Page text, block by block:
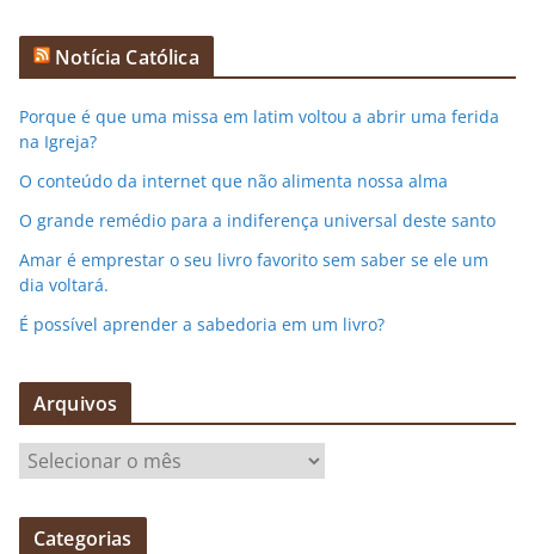
Notícia Católica
Porque é que uma missa em latim voltou a abrir uma ferida
na Igreja?
O conteúdo da internet que não alimenta nossa alma
O grande remédio para a indiferença universal deste santo
Amar é emprestar o seu livro favorito sem saber se ele um
dia voltará.
É possível aprender a sabedoria em um livro?
Arquivos
q
Categorias